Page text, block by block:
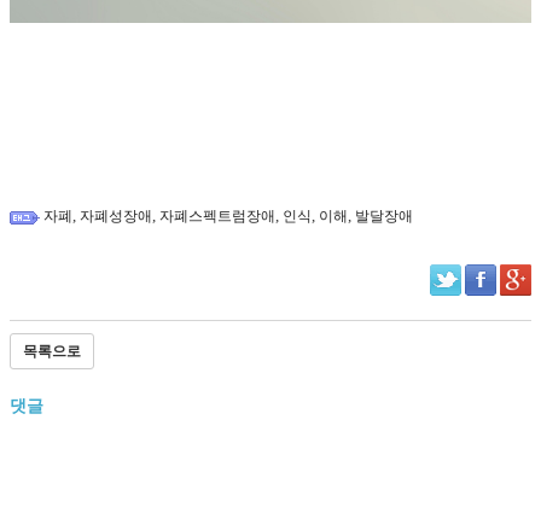
자폐 , 자폐성장애, 자폐스펙트럼장애, 인식, 이해, 발달장애
목록으로
댓글